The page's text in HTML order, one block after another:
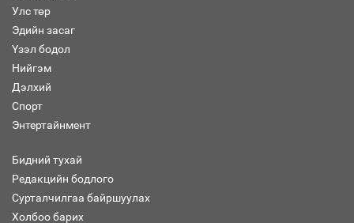
Улс төр
Эдийн засаг
Үзэл бодол
Нийгэм
Дэлхий
Спорт
Энтертайнмент
Бидний тухай
Редакцийн бодлого
Сурталчилгаа байршуулах
Холбоо барих